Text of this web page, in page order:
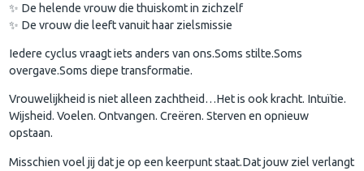
✨ De helende vrouw die thuiskomt in zichzelf
✨ De vrouw die leeft vanuit haar zielsmissie
Iedere cyclus vraagt iets anders van ons.Soms stilte.Soms
overgave.Soms diepe transformatie.
Vrouwelijkheid is niet alleen zachtheid…Het is ook kracht. Intuïtie.
Wijsheid. Voelen. Ontvangen. Creëren. Sterven en opnieuw
opstaan.
Misschien voel jij dat je op een keerpunt staat.Dat jouw ziel verlangt